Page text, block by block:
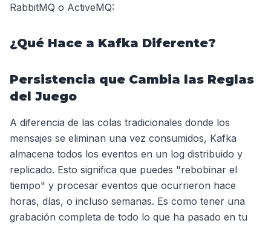
RabbitMQ o ActiveMQ:
¿Qué Hace a Kafka Diferente?
Persistencia que Cambia las Reglas
del Juego
A diferencia de las colas tradicionales donde los
mensajes se eliminan una vez consumidos, Kafka
almacena todos los eventos en un log distribuido y
replicado. Esto significa que puedes "rebobinar el
tiempo" y procesar eventos que ocurrieron hace
horas, días, o incluso semanas. Es como tener una
grabación completa de todo lo que ha pasado en tu